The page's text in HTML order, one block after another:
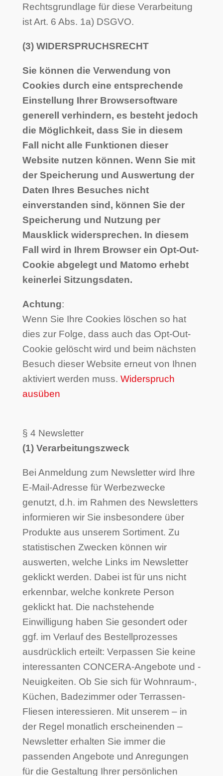
Rechtsgrundlage für diese Verarbeitung
ist Art. 6 Abs. 1a) DSGVO.
(3) WIDERSPRUCHSRECHT
Sie können die Verwendung von
Cookies durch eine entsprechende
Einstellung Ihrer Browsersoftware
generell verhindern, es besteht jedoch
die Möglichkeit, dass Sie in diesem
Fall nicht alle Funktionen dieser
Website nutzen können. Wenn Sie mit
der Speicherung und Auswertung der
Daten Ihres Besuches nicht
einverstanden sind, können Sie der
Speicherung und Nutzung per
Mausklick widersprechen. In diesem
Fall wird in Ihrem Browser ein Opt-Out-
Cookie abgelegt und Matomo erhebt
keinerlei Sitzungsdaten.
Achtung:
Wenn Sie Ihre Cookies löschen so hat
dies zur Folge, dass auch das Opt-Out-
Cookie gelöscht wird und beim nächsten
Besuch dieser Website erneut von Ihnen
aktiviert werden muss. Widerspruch
ausüben
§ 4 Newsletter
(1) Verarbeitungszweck
Bei Anmeldung zum Newsletter wird Ihre
E-Mail-Adresse für Werbezwecke
genutzt, d.h. im Rahmen des Newsletters
informieren wir Sie insbesondere über
Produkte aus unserem Sortiment. Zu
statistischen Zwecken können wir
auswerten, welche Links im Newsletter
geklickt werden. Dabei ist für uns nicht
erkennbar, welche konkrete Person
geklickt hat. Die nachstehende
Einwilligung haben Sie gesondert oder
ggf. im Verlauf des Bestellprozesses
ausdrücklich erteilt: Verpassen Sie keine
interessanten CONCERA-Angebote und -
Neuigkeiten. Ob Sie sich für Wohnraum-,
Küchen, Badezimmer oder Terrassen-
Fliesen interessieren. Mit unserem – in
der Regel monatlich erscheinenden –
Newsletter erhalten Sie immer die
passenden Angebote und Anregungen
für die Gestaltung Ihrer persönlichen